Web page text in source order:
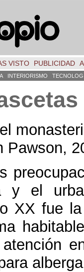
VISTO PUBLICIDAD
INTERIORISMO
Pawson,
y el
XX fue